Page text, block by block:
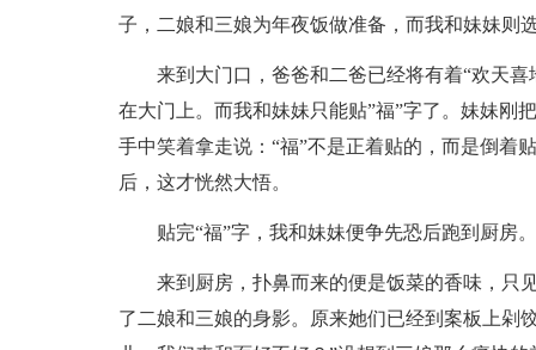
子，二娘和三娘为年夜饭做准备，而我和妹妹则
来到大门口，爸爸和二爸已经将有着“欢天
在大门上。而我和妹妹只能贴”福”字了。妹妹刚
手中笑着拿走说：“福”不是正着贴的，而是倒着
后，这才恍然大悟。
贴完“福”字，我和妹妹便争先恐后跑到厨房。
来到厨房，扑鼻而来的便是饭菜的香味，只
了二娘和三娘的身影。原来她们已经到案板上剁